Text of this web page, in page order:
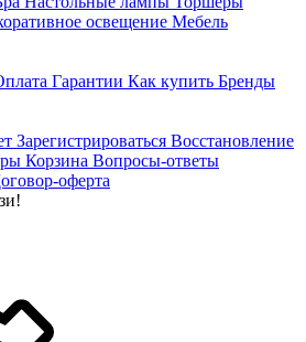
освещение Мебель
Гарантии Как купить Бренды
Зарегистрироваться Восстановление
Корзина Вопросы-ответы
оферта